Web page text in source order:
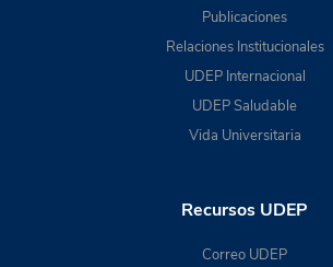
Publicaciones
Relaciones Institucionales
UDEP Internacional
UDEP Saludable
Vida Universitaria
Recursos UDEP
Correo UDEP